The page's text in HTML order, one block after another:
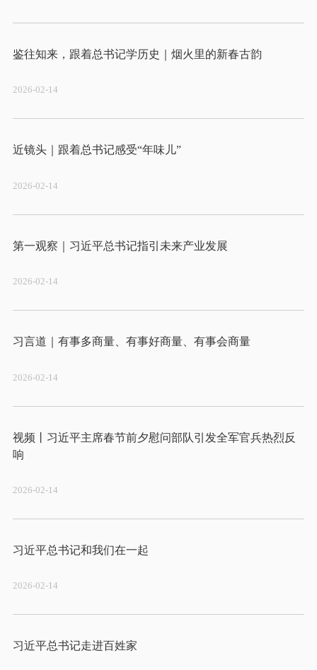
2026-02-14
近镜头｜跟着总书记感受“年味儿”
2026-02-14
2026-02-14
习言道｜有事多商量、有事好商量、有事会商量
2026-02-14
视频丨习近平主席春节前夕慰问部队引发全军官兵热烈反
2026-02-14
2026-02-14